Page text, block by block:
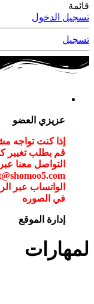
قائمة
تسجيل الدخول
تسجيل
عزيزي العضو
إذا كنت تواجه
قم بطلب تغيير
التواصل معنا
في الصوره
إدارة الموقع
لمهارات